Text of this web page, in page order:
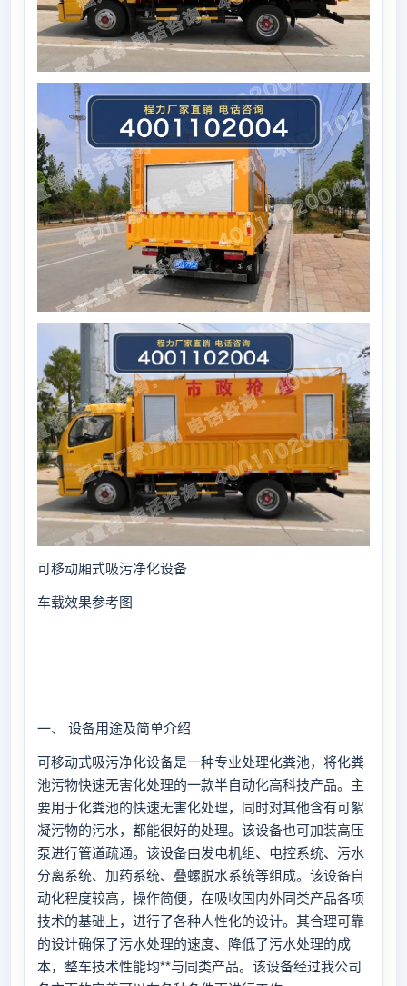
可移动厢式吸污净化设备
车载效果参考图
一、 设备用途及简单介绍
可移动式吸污净化设备是一种专业处理化粪池，将化粪
池污物快速无害化处理的一款半自动化高科技产品。主
要用于化粪池的快速无害化处理，同时对其他含有可絮
凝污物的污水，都能很好的处理。该设备也可加装高压
泵进行管道疏通。该设备由发电机组、电控系统、污水
分离系统、加药系统、叠螺脱水系统等组成。该设备自
动化程度较高，操作简便，在吸收国内外同类产品各项
技术的基础上，进行了各种人性化的设计。其合理可靠
的设计确保了污水处理的速度、降低了污水处理的成
本，整车技术性能均**与同类产品。该设备经过我公司